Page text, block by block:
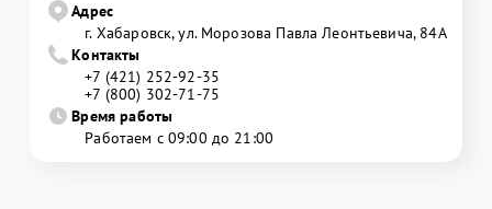
Адрес
г. Хабаровск, ул. Морозова Павла Леонтьевича, 84А
Контакты
+7 (421) 252-92-35
+7 (800) 302-71-75
Время работы
Работаем с 09:00 до 21:00